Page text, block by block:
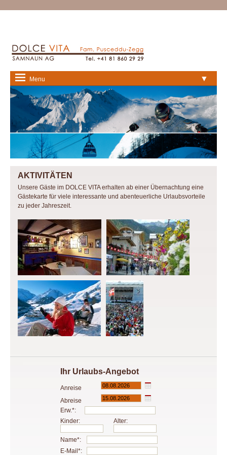
Menu ▼
AKTIVITÄTEN
Unsere Gäste im DOLCE VITA erhalten ab einer Übernachtung eine
Gästekarte für viele interessante und abenteuerliche Urlaubsvorteile
zu jeder Jahreszeit.
Ihr Urlaubs-Angebot
Anreise
Abreise
Erw.*:
Kinder:
Alter:
Name*:
E-Mail*: